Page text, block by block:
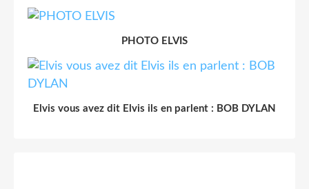
PHOTO ELVIS
Elvis vous avez dit Elvis ils en parlent : BOB DYLAN